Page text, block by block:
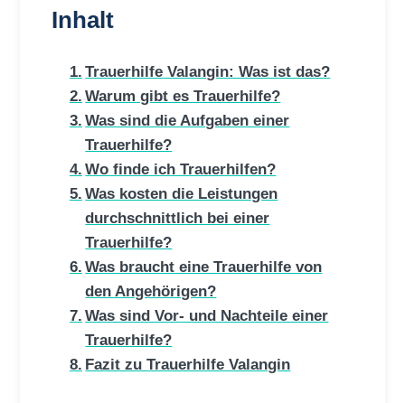
Inhalt
Trauerhilfe Valangin: Was ist das?
Warum gibt es Trauerhilfe?
Was sind die Aufgaben einer
Trauerhilfe?
Wo finde ich Trauerhilfen?
Was kosten die Leistungen
durchschnittlich bei einer
Trauerhilfe?
Was braucht eine Trauerhilfe von
den Angehörigen?
Was sind Vor- und Nachteile einer
Trauerhilfe?
Fazit zu Trauerhilfe Valangin